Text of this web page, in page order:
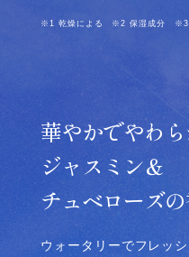
※1 乾燥による ※2 保湿成分 ※3
華やかでやわ
ジャスミン＆
チュベローズの
ウォータリーで​フレッ